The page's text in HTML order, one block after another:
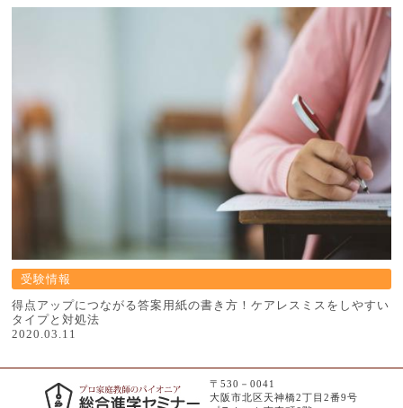
受験情報
得点アップにつながる答案用紙の書き方！ケアレスミスをしやすい
タイプと対処法
2020.03.11
〒530－0041
大阪市北区天神橋2丁目2番9号